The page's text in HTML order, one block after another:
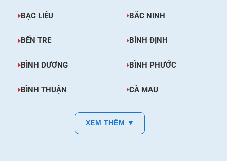
BẠC LIÊU BẮC NINH
BẾN TRE BÌNH ĐỊNH
BÌNH DƯƠNG BÌNH PHƯỚC
BÌNH THUẬN CÀ MAU
XEM THÊM ▼